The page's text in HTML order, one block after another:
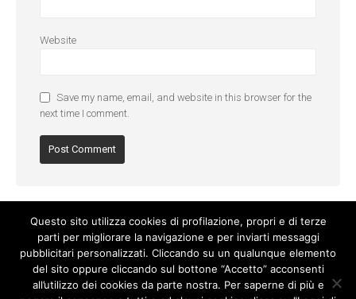
Website
Save my name, email, and website in this browser for the
next time I comment.
Questo sito utilizza cookies di profilazione, propri e di terze
parti per migliorare la navigazione e per inviarti messaggi
pubblicitari personalizzati. Cliccando su un qualunque elemento
del sito oppure cliccando sul bottone “Accetto” acconsenti
all’utilizzo dei cookies da parte nostra. Per saperne di più e